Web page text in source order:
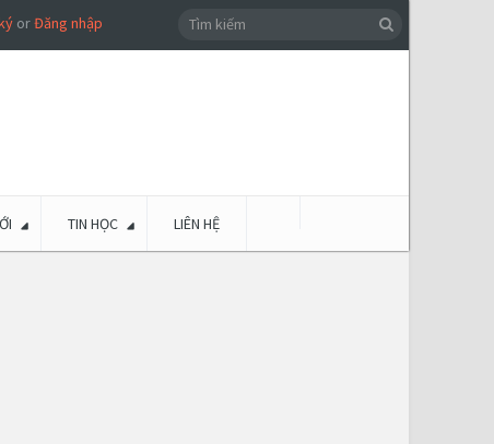
orĐăng nhập
TIN HỌC LIÊN HỆ